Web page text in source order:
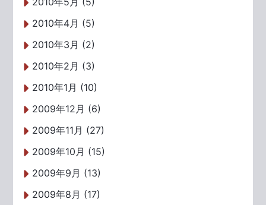
2010年4月 (5)
2010年3月 (2)
2010年2月 (3)
2010年1月 (10)
2009年12月 (6)
2009年11月 (27)
2009年10月 (15)
2009年9月 (13)
2009年8月 (17)